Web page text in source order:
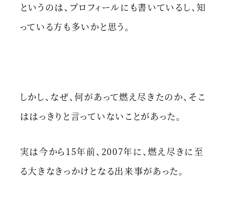
というのは、プロフィールにも書いているし、知
っている方も多いかと思う。
しかし、なぜ、何があって燃え尽きたのか、そこ
ははっきりと言っていないことがあった。
実は今から15年前、2007年に、燃え尽きに至
る大きなきっかけとなる出来事があった。